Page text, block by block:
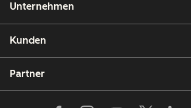
Unternehmen
Kunden
Partner